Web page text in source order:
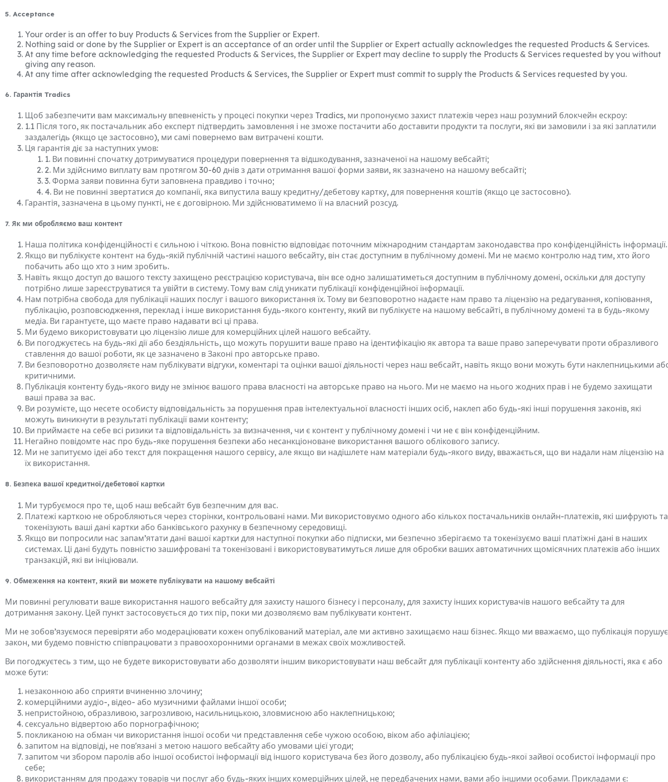
5. Acceptance
Your order is an offer to buy Products & Services from the Supplier or Expert.
Nothing said or done by the Supplier or Expert is an acceptance of an order until the Supplier or Expert actually acknowledges the requested Products & Services.
At any time before acknowledging the requested Products & Services, the Supplier or Expert may decline to supply the Products & Services requested by you without
giving any reason.
At any time after acknowledging the requested Products & Services, the Supplier or Expert must commit to supply the Products & Services requested by you.
6. Гарантія Tradics
Щоб забезпечити вам максимальну впевненість у процесі покупки через Tradics, ми пропонуємо захист платежів через наш розумний блокчейн ескроу:
1.1 Після того, як постачальник або експерт підтвердить замовлення і не зможе постачити або доставити продукти та послуги, які ви замовили і за які заплатили
заздалегідь (якщо це застосовно), ми самі повернемо вам витрачені кошти.
Ця гарантія діє за наступних умов:
1. Ви повинні спочатку дотримуватися процедури повернення та відшкодування, зазначеної на нашому вебсайті;
2. Ми здійснимо виплату вам протягом 30-60 днів з дати отримання вашої форми заяви, як зазначено на нашому вебсайті;
3. Форма заяви повинна бути заповнена правдиво і точно;
4. Ви не повинні звертатися до компанії, яка випустила вашу кредитну/дебетову картку, для повернення коштів (якщо це застосовно).
Гарантія, зазначена в цьому пункті, не є договірною. Ми здійснюватимемо її на власний розсуд.
7. Як ми обробляємо ваш контент
Наша політика конфіденційності є сильною і чіткою. Вона повністю відповідає поточним міжнародним стандартам законодавства про конфіденційність інформації.
Якщо ви публікуєте контент на будь-якій публічній частині нашого вебсайту, він стає доступним в публічному домені. Ми не маємо контролю над тим, хто його
побачить або що хто з ним зробить.
Навіть якщо доступ до вашого тексту захищено реєстрацією користувача, він все одно залишатиметься доступним в публічному домені, оскільки для доступу
потрібно лише зареєструватися та увійти в систему. Тому вам слід уникати публікації конфіденційної інформації.
Нам потрібна свобода для публікації наших послуг і вашого використання їх. Тому ви безповоротно надаєте нам право та ліцензію на редагування, копіювання,
публікацію, розповсюдження, переклад і інше використання будь-якого контенту, який ви публікуєте на нашому вебсайті, в публічному домені та в будь-якому
медіа. Ви гарантуєте, що маєте право надавати всі ці права.
Ми будемо використовувати цю ліцензію лише для комерційних цілей нашого вебсайту.
Ви погоджуєтесь на будь-які дії або бездіяльність, що можуть порушити ваше право на ідентифікацію як автора та ваше право заперечувати проти образливого
ставлення до вашої роботи, як це зазначено в Законі про авторське право.
Ви безповоротно дозволяєте нам публікувати відгуки, коментарі та оцінки вашої діяльності через наш вебсайт, навіть якщо вони можуть бути наклепницькими
критичними.
Публікація контенту будь-якого виду не змінює вашого права власності на авторське право на нього. Ми не маємо на нього жодних прав і не будемо захищати
ваші права за вас.
Ви розумієте, що несете особисту відповідальність за порушення прав інтелектуальної власності інших осіб, наклеп або будь-які інші порушення законів, які
можуть виникнути в результаті публікації вами контенту;
Ви приймаєте на себе всі ризики та відповідальність за визначення, чи є контент у публічному домені і чи не є він конфіденційним.
Негайно повідомте нас про будь-яке порушення безпеки або несанкціоноване використання вашого облікового запису.
Ми не запитуємо ідеї або текст для покращення нашого сервісу, але якщо ви надішлете нам матеріали будь-якого виду, вважається, що ви надали нам ліцензію на
їх використання.
8. Безпека вашої кредитної/дебетової картки
Ми турбуємося про те, щоб наш вебсайт був безпечним для вас.
Платежі карткою не обробляються через сторінки, контрольовані нами. Ми використовуємо одного або кількох постачальників онлайн-платежів, які шифрують та
токенізують ваші дані картки або банківського рахунку в безпечному середовищі.
Якщо ви попросили нас запам’ятати дані вашої картки для наступної покупки або підписки, ми безпечно зберігаємо та токенізуємо ваші платіжні дані в наших
системах. Ці дані будуть повністю зашифровані та токенізовані і використовуватимуться лише для обробки ваших автоматичних щомісячних платежів або інших
транзакцій, які ви ініціювали.
9. Обмеження на контент, який ви можете публікувати на нашому вебсайті
Ми повинні регулювати ваше використання нашого вебсайту для захисту нашого бізнесу і персоналу, для захисту інших користувачів нашого вебсайту та для
дотримання закону. Цей пункт застосовується до тих пір, поки ми дозволяємо вам публікувати контент.
Ми не зобов’язуємося перевіряти або модераціювати кожен опублікований матеріал, але ми активно захищаємо наш бізнес. Якщо ми вважаємо, що публікація порушує
закон, ми будемо повністю співпрацювати з правоохоронними органами в межах своїх можливостей.
Ви погоджуєтесь з тим, що не будете використовувати або дозволяти іншим використовувати наш вебсайт для публікації контенту або здійснення діяльності, яка є або
може бути:
незаконною або сприяти вчиненню злочину;
комерційними аудіо-, відео- або музичними файлами іншої особи;
непристойною, образливою, загрозливою, насильницькою, зловмисною або наклепницькою;
сексуально відвертою або порнографічною;
покликаною на обман чи використання іншої особи чи представлення себе чужою особою, віком або афіліацією;
запитом на відповіді, не пов'язані з метою нашого вебсайту або умовами цієї угоди;
запитом чи збором паролів або іншої особистої інформації від іншого користувача без його дозволу, або публікацією будь-якої зайвої особистої інформації про
себе;
використанням для продажу товарів чи послуг або будь-яких інших комерційних цілей, не передбачених нами, вами або іншими особами. Прикладами є: